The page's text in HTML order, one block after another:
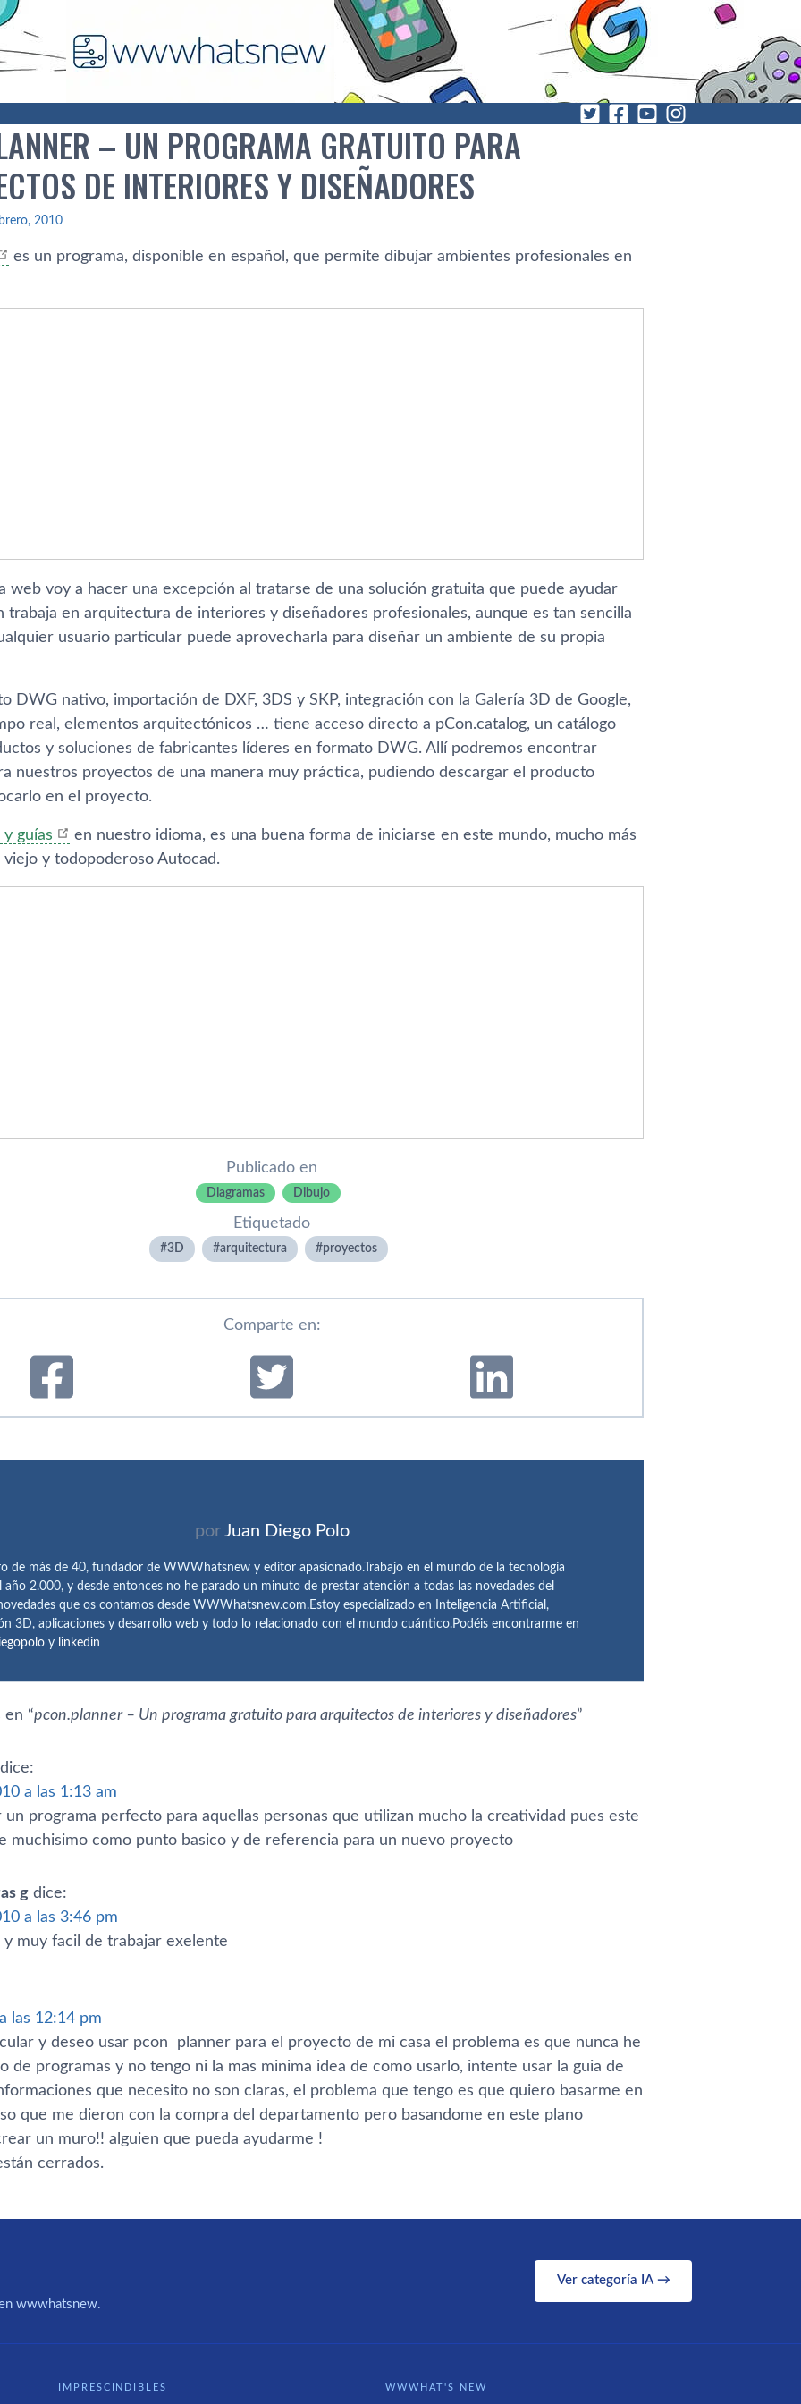
– UN PROGRAMA GRATUITO PARA
DE INTERIORES Y DISEÑADORES
2010
es un programa, disponible en español, que permite dibujar ambientes profesionales en
web voy a hacer una excepción al tratarse de una solución gratuita que puede ayudar
trabaja en arquitectura de interiores y diseñadores profesionales, aunque es tan sencilla
usuario particular puede aprovecharla para diseñar un ambiente de su propia
DWG nativo, importación de DXF, 3DS y SKP, integración con la Galerí­a 3D de Google,
real, elementos arquitectónicos … tiene acceso directo a pCon.catalog, un catálogo
y soluciones de fabricantes lí­deres en formato DWG. Allí­ podremos encontrar
nuestros proyectos de una manera muy práctica, pudiendo descargar el producto
en el proyecto.
y guí­as
en nuestro idioma, es una buena forma de iniciarse en este mundo, mucho más
viejo y todopoderoso Autocad.
Publicado en
Diagramas Dibujo
Etiquetado
3D arquitectura proyectos
Comparte en:
por Juan Diego Polo
de más de 40, fundador de WWWhatsnew y editor apasionado.Trabajo en el mundo de la tecnología
año 2.000, y desde entonces no he parado un minuto de prestar atención a todas las novedades del
que os contamos desde WWWhatsnew.com.Estoy especializado en Inteligencia Artificial,
3D, aplicaciones y desarrollo web y todo lo relacionado con el mundo cuántico.Podéis encontrarme en
y linkedin
“pcon.planner – Un programa gratuito para arquitectos de interiores y diseñadores”
dice:
a las 1:13 am
un programa perfecto para aquellas personas que utilizan mucho la creatividad pues este
muchisimo como punto basico y de referencia para un nuevo proyecto
g dice:
a las 3:46 pm
y muy facil de trabajar exelente
las 12:14 pm
y deseo usar pcon planner para el proyecto de mi casa el problema es que nunca he
de programas y no tengo ni la mas minima idea de como usarlo, intente usar la guia de
que necesito no son claras, el problema que tengo es que quiero basarme en
que me dieron con la compra del departamento pero basandome en este plano
un muro!! alguien que pueda ayudarme !
cerrados.
wwwhatsnew.
Ver categoría IA →
IMPRESCINDIBLES WWWHAT'S NEW